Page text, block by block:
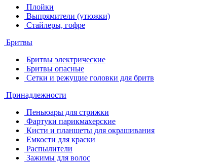
Плойки
Выпрямители (утюжки)
Стайлеры, гофре
Бритвы
Бритвы электрические
Бритвы опасные
Сетки и режущие головки для бритв
Принадлежности
Пеньюары для стрижки
Фартуки парикмахерские
Кисти и планшеты для окрашивания
Емкости для краски
Распылители
Зажимы для волос